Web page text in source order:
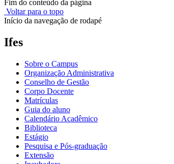
Fim do conteúdo da página
Voltar para o topo
Início da navegação de rodapé
Ifes
Sobre o Campus
Organização Administrativa
Conselho de Gestão
Corpo Docente
Matrículas
Guia do aluno
Calendário Acadêmico
Biblioteca
Estágio
Pesquisa e Pós-graduação
Extensão